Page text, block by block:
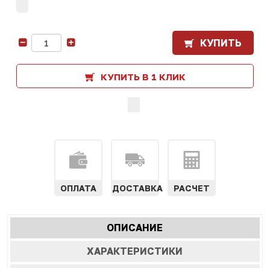
КУПИТЬ
КУПИТЬ В 1 КЛИК
ОПЛАТА ДОСТАВКА РАСЧЕТ
Характеристики
табы
ОПИСАНИЕ
ВКЛАДКА)
ХАРАКТЕРИСТИКИ